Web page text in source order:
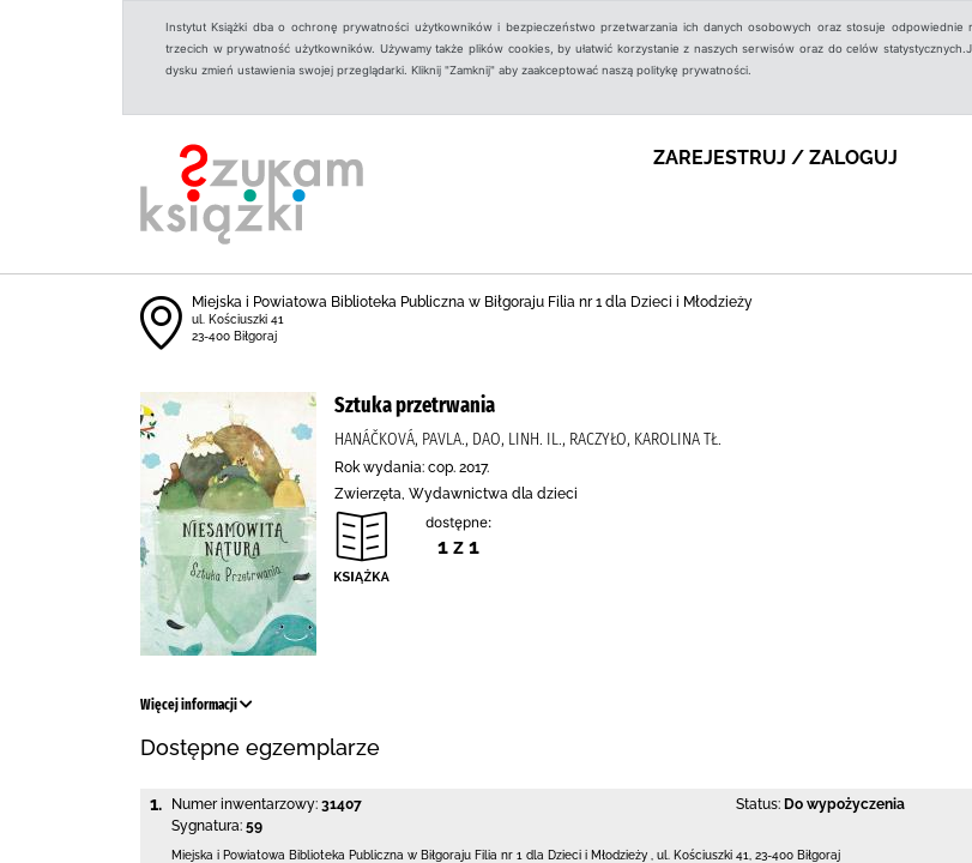
Instytut Książki dba o ochronę prywatności użytkowników i bezpieczeństwo przetwarzania ich danych osobowych oraz stosuje odpowiednie
trzecich w prywatność użytkowników. Używamy także plików cookies, by ułatwić korzystanie z naszych serwisów oraz do celów
dysku zmień ustawienia swojej przeglądarki. Kliknij "Zamknij" aby zaakceptować naszą politykę prywatności.
ZAREJESTRUJ / ZALOGUJ
Miejska i Powiatowa Biblioteka Publiczna w Biłgoraju Filia nr 1 dla Dzieci i Młodzieży
ul. Kościuszki 41
23-400 Biłgoraj
Sztuka przetrwania
HANÁČKOVÁ, PAVLA., DAO, LINH. IL., RACZYŁO, KAROLINA TŁ.
Rok wydania: cop. 2017.
Zwierzęta, Wydawnictwa dla dzieci
dostępne:
1 z 1
Więcej informacji
Dostępne egzemplarze
1. Numer inwentarzowy: 31407
Sygnatura: 59
Status: Do wypożyczenia
Miejska i Powiatowa Biblioteka Publiczna w Biłgoraju Filia nr 1 dla Dzieci i Młodzieży ul. Kościuszki 41 23-400 Biłgoraj